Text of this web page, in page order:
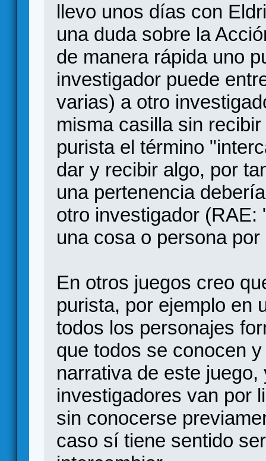
llevo unos días con
una duda sobre la
de manera rápida uno
investigador puede
varias) a otro
misma casilla sin
purista el término
dar y recibir algo, por
una pertenencia
otro investigador
una cosa o persona
En otros juegos creo
purista, por ejemplo en
todos los personajes
que todos se conocen
narrativa de este
investigadores van por
sin conocerse
caso sí tiene sentido